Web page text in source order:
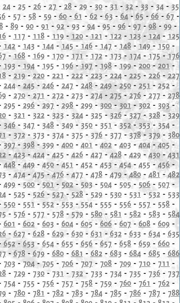
24 - 25 - 26 - 27 - 28 - 29 - 30 - 31 - 32 - 33 - 34 - 35
- 57 - 58- 59- 60- 61 - 62- 63 -64- 65-66- 67-
- 89- 90- 91 - 92-93 -94-95- 96- 97 -98- 99-
- 117 - 118- 119- 120- 121 - 122- 123- 124- 125
142 - 143 - 144 - 145 - 146 - 147 - 148 -149 -150 -
- 168- 169- 170- 171- 172- 173- 174-175- 176
193 - 194 - 195 - 196-197 - 198 - 199- 200- 201-
- 219-220- 221 - 222-223-224- 225- 226- 227
244-245 - 246 - 247 - 248- 249-250- 251 - 252 -
- 270-271 - 272- 273 - 274- 275-276- 277 - 278
295 - 296- 297 - 298 - 299 - 300-301 - 302 - 303-
- 321 - 322- 323- 324- 325 - 326-327- 328-329
346 - 347 - 348 -349 - 350 - 351 -352-353- 354 -
- 372- 373 - 374- 375 - 376- 377 - 378-379- 380
397 - 398 - 399 - 400 - 401 - 402 - 403 -404-405-
-423-424- 425 - 426- 427 - 428- 429-430-431
448-449 - 450-451 - 452 - 453 - 454- 455 - 456 -
- 474- 475-476-477 - 478- 479-480- 481-482
499 -500-501- 502- 503 - 504 - 505- 506- 507 -
- 525 - 526-527-528- 529- 530- 531 -532- 533
550 - 551 - 552-553 - 554 - 555 - 556 - 557 - 558 -
- 576- 577 - 578-579- 580- 581 - 582- 583 - 584
601 - 602 - 603 - 604 - 605- 606- 607 - 608 - 609 -
- 627 - 628- 629- 630- 631 -632- 633 - 634- 635
652- 653 - 654 - 655 - 656 - 657 - 658 - 659 - 660 -
- 678- 679- 680- 681 - 682- 683 - 684- 685 - 686
703 -704 -705 - 706 - 707 - 708 - 709 - 710 - 711 -
- 729- 730- 731 - 732- 733 - 734- 735 - 736- 737
754 - 755 - 756 - 757 - 758 - 759 - 760 - 761 - 762 -
- 780- 781 - 782- 783 - 784- 785 - 786- 787 - 788